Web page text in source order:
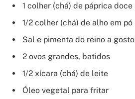
1 colher (chá) de páprica doce
1/2 colher (chá) de alho em pó
Sal e pimenta do reino a gosto
2 ovos grandes, batidos
1/2 xícara (chá) de leite
Óleo vegetal para fritar